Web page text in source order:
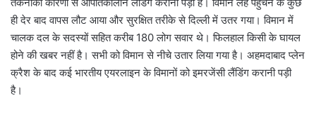
ही देर बाद वापस लौट आया और सुरक्षित तरीके से दिल्ली में उतर गया। विमान में
चालक दल के सदस्यों सहित करीब 180 लोग सवार थे। फिलहाल किसी के घायल
होने की खबर नहीं है। सभी को विमान से नीचे उतार लिया गया है। अहमदाबाद प्लेन
क्रैश के बाद कई भारतीय एयरलाइन के विमानों को इमरजेंसी लैंडिंग करानी पड़ी
है।